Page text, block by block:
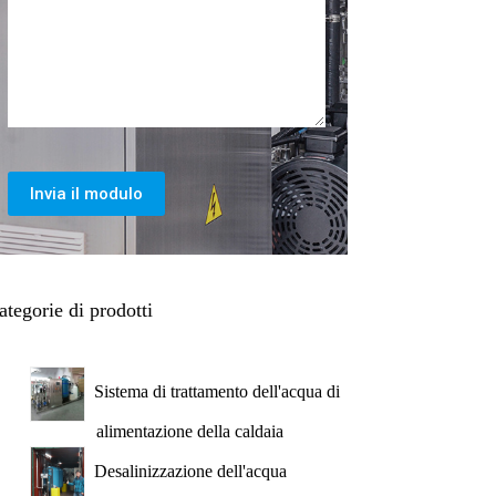
Invia il modulo
di prodotti
Sistema di trattamento dell'acqua di
alimentazione della caldaia
Desalinizzazione dell'acqua